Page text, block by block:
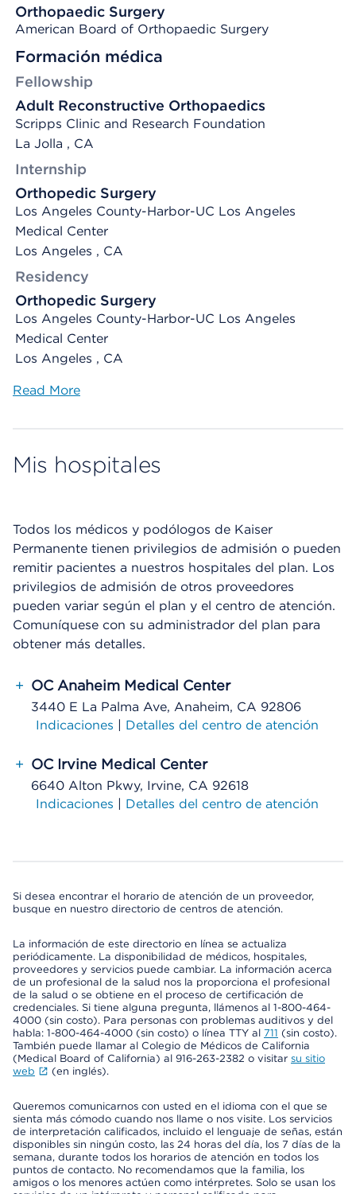
Orthopaedic Surgery
American Board of Orthopaedic Surgery
Formación médica
Fellowship
Adult Reconstructive Orthopaedics
Scripps Clinic and Research Foundation
La Jolla , CA
Internship
Orthopedic Surgery
Los Angeles County-Harbor-UC Los Angeles
Medical Center
Los Angeles , CA
Residency
Orthopedic Surgery
Los Angeles County-Harbor-UC Los Angeles
Medical Center
Los Angeles , CA
Read More
Mis hospitales
Todos los médicos y podólogos de Kaiser
Permanente tienen privilegios de admisión o pueden
remitir pacientes a nuestros hospitales del plan. Los
privilegios de admisión de otros proveedores
pueden variar según el plan y el centro de atención.
Comuníquese con su administrador del plan para
obtener más detalles.
+ OC Anaheim Medical Center
3440 E La Palma Ave, Anaheim, CA 92806
Indicaciones | Detalles del centro de atención
+ OC Irvine Medical Center
6640 Alton Pkwy, Irvine, CA 92618
Indicaciones | Detalles del centro de atención
Si desea encontrar el horario de atención de un proveedor,
busque en nuestro directorio de centros de atención.
La información de este directorio en línea se actualiza
periódicamente. La disponibilidad de médicos, hospitales,
proveedores y servicios puede cambiar. La información acerca
de un profesional de la salud nos la proporciona el profesional
de la salud o se obtiene en el proceso de certificación de
credenciales. Si tiene alguna pregunta, llámenos al 1-800-464-
4000 (sin costo). Para personas con problemas auditivos y del
habla: 1-800-464-4000 (sin costo) o línea TTY al 711 (sin costo).
También puede llamar al Colegio de Médicos de California
(Medical Board of California) al 916-263-2382 o visitar su sitio
web
(en inglés).
Queremos comunicarnos con usted en el idioma con el que se
sienta más cómodo cuando nos llame o nos visite. Los servicios
de interpretación calificados, incluido el lenguaje de señas, están
disponibles sin ningún costo, las 24 horas del día, los 7 días de la
semana, durante todos los horarios de atención en todos los
puntos de contacto. No recomendamos que la familia, los
amigos o los menores actúen como intérpretes. Solo se usan los